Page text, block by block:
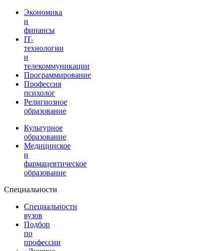
Экономика
и
финансы
IT-
технологии
и
телекоммуникации
Программирование
Профессия
психолог
Религиозное
образование
Культурное
образование
Медицинское
и
фармацевтическое
образование
Специальности
Специальности
вузов
Подбор
по
профессии